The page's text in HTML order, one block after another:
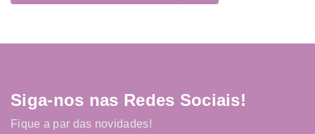
Siga-nos nas Redes Sociais!
Fique a par das novidades!